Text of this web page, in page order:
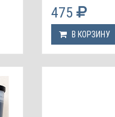
475
В КОРЗИНУ